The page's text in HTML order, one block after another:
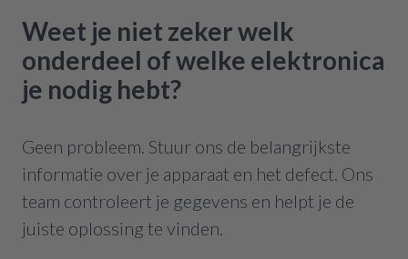
Weet je niet zeker welk
onderdeel of welke elektronica
je nodig hebt?
Geen probleem. Stuur ons de belangrijkste
informatie over je apparaat en het defect. Ons
team controleert je gegevens en helpt je de
juiste oplossing te vinden.